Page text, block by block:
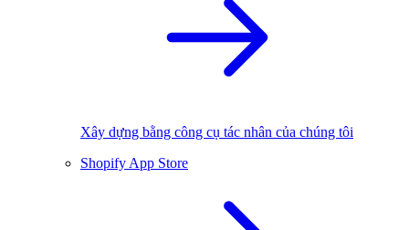
Xây dựng bằng công cụ tác nhân của chúng tôi
Shopify App Store